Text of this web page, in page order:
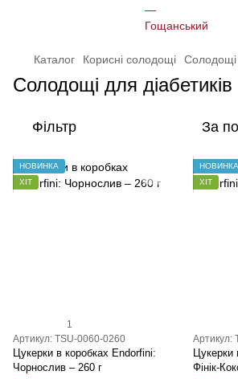
Каталог Корисні солодощі Солодощі
Солодощі для діабетиків
Фільтр За
НОВИНКА
ХІТ
1
Артикул: TSU-0060-0260
Цукерки в коробках Endorfini:
Чорнослив – 260 г
НОВИНКА
ХІТ
Артикул:
Цукерки
Фінік-